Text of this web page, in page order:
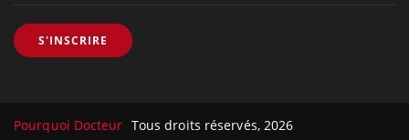
S'INSCRIRE
Pourquoi Docteur Tous droits réservés, 2026